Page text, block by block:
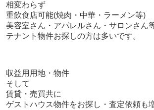
相変わらず
重飲食店可能(焼肉・中華・ラーメン等)
美容室さん・アパレルさん・サロンさん
テナント物件お探しの方は多いです。
収益用用地・物件
そして
賃貸・売買共に
ゲストハウス物件をお探し・査定依頼も